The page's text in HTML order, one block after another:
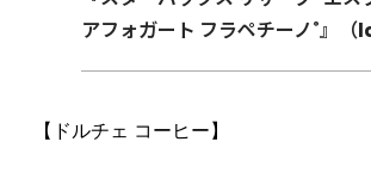
アフォガート フラペチーノ ®』（
【ドルチェ コーヒー】